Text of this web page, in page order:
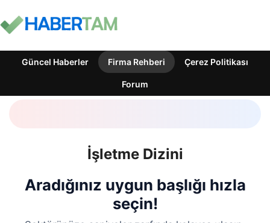
Güncel Haberler Firma Rehberi Çerez Politikası
Forum
İşletme Dizini
Aradığınız uygun başlığı hızla
seçin!